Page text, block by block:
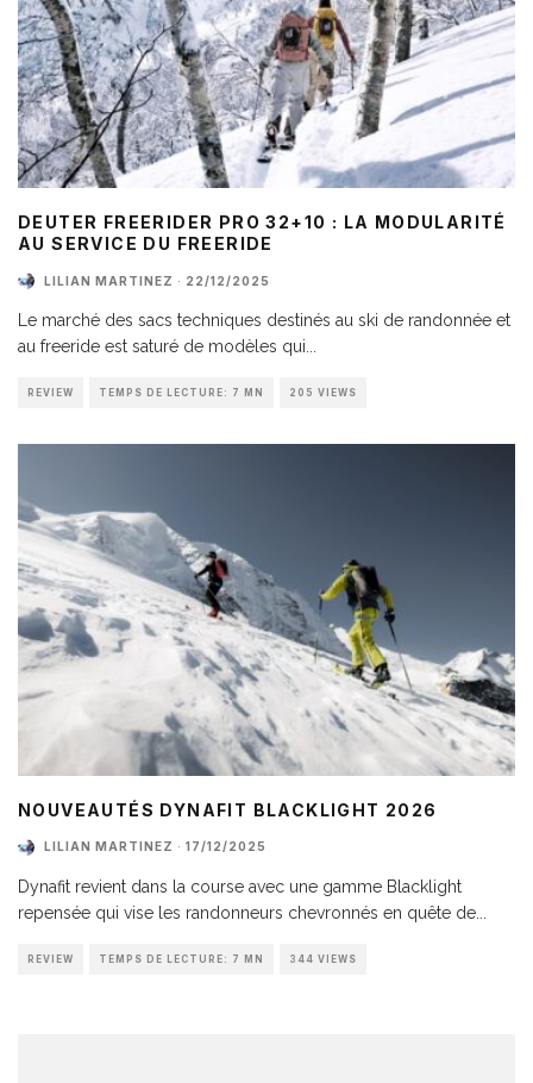
DEUTER FREERIDER PRO 32+10 : LA MODULARITÉ
AU SERVICE DU FREERIDE
LILIAN MARTINEZ · 22/12/2025
Le marché des sacs techniques destinés au ski de randonnée et
au freeride est saturé de modèles qui
REVIEW TEMPS DE LECTURE: 7 MN 205 VIEWS
NOUVEAUTÉS DYNAFIT BLACKLIGHT 2026
LILIAN MARTINEZ · 17/12/2025
Dynafit revient dans la course avec une gamme Blacklight
repensée qui vise les randonneurs chevronnés en quête de
REVIEW TEMPS DE LECTURE: 7 MN 344 VIEWS